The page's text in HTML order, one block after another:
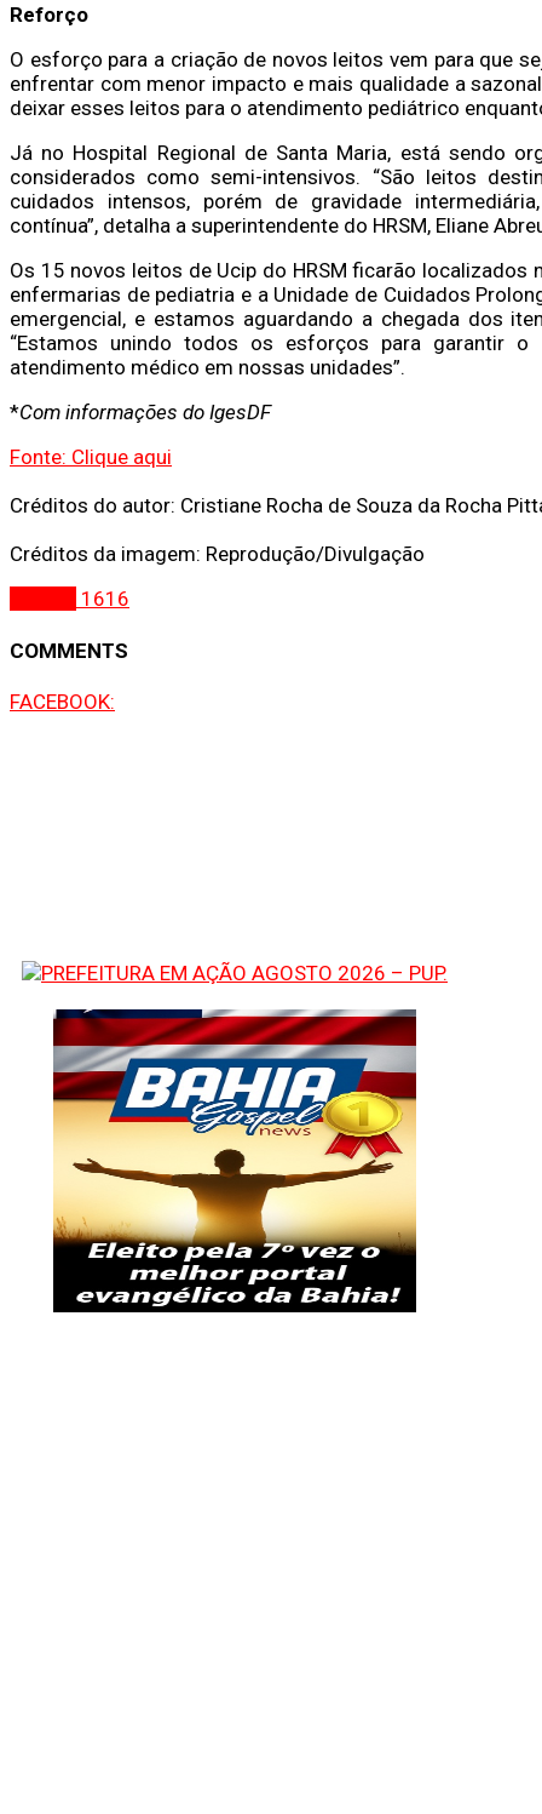
Reforço
O esforço para a criação de novos leitos vem para que
enfrentar com menor impacto e mais qualidade a
deixar esses leitos para o atendimento pediátrico
Já no Hospital Regional de Santa Maria, está sendo
considerados como semi-intensivos. “São leitos
cuidados intensos, porém de gravidade
contínua”, detalha a superintendente do HRSM, Eliane
Os 15 novos leitos de Ucip do HRSM ficarão
enfermarias de pediatria e a Unidade de Cuidados
emergencial, e estamos aguardando a chegada dos
“Estamos unindo todos os esforços para garantir
atendimento médico em nossas unidades”.
*Com informações do IgesDF
Fonte: Clique aqui
Créditos do autor: Cristiane Rocha de Souza da Rocha
Créditos da imagem: Reprodução/Divulgação
1616
COMMENTS
FACEBOOK: